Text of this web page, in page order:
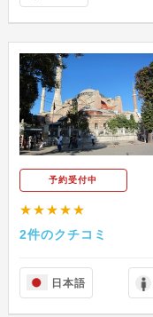
予約受付中
★★★★★
2件のクチコミ
日本語